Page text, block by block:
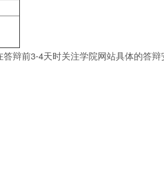
辩前3-4天时关注学院网站具体的答辩